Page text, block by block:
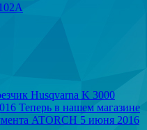
Husqvarna K 3000
Теперь в нашем магазине
ATORCH 5 июня 2016